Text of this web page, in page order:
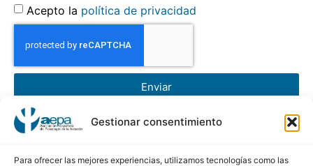
Gestionar consentimiento
Para ofrecer las mejores experiencias, utilizamos tecnologías como las
Acepto la política de privacidad
Enviar
AEPA
Asociación Española de Psicología de la Aviación